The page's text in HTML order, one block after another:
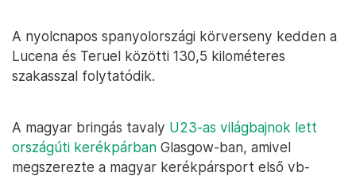
A nyolcnapos spanyolországi körverseny kedden a
Lucena és Teruel közötti 130,5 kilométeres
szakasszal folytatódik.
A magyar bringás tavaly U23-as világbajnok lett
országúti kerékpárban Glasgow-ban, amivel
megszerezte a magyar kerékpársport első vb-